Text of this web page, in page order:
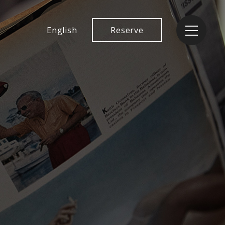
English Reserve